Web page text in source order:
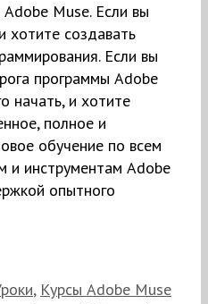
Muse. Если вы
хотите создавать
Если вы
программы Adobe
начать, и хотите
полное и
обучение по всем
и инструментам Adobe
опытного
, Курсы Adobe Muse